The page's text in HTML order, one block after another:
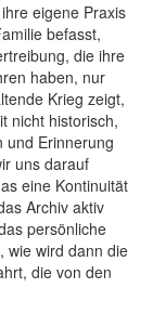
eigene Praxis
befasst,
die ihre
haben, nur
Krieg zeigt,
nicht historisch,
und Erinnerung
uns darauf
eine Kontinuität
Archiv aktiv
persönliche
wie wird dann die
die von den